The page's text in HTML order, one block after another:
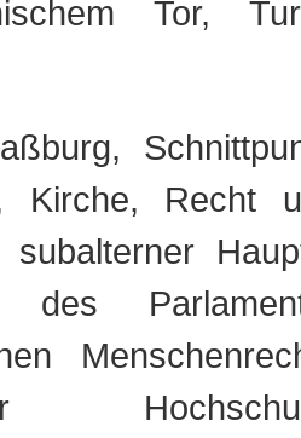
Tor,
Kirche, Recht
subalterner
des